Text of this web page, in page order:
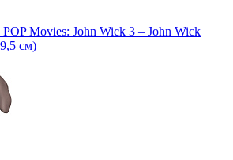
Movies: John Wick 3 – John Wick
см)